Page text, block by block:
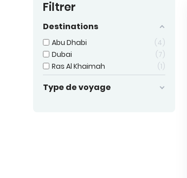
Filtrer
Destinations
Abu Dhabi
4
Dubai
7
Ras Al Khaimah
1
Type de voyage